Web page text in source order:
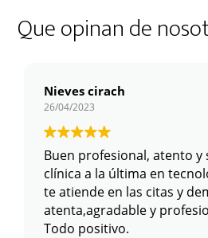
Que opinan de
Nieves cirach
26/04/2023
Buen profesional, atento y
clínica a la última en
te atiende en las citas y
atenta,agradable y
Todo positivo.